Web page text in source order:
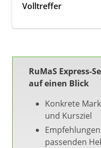
Volltreffer
RuMaS Express-
auf einen Blick
Konkrete
und Kursziel
passenden